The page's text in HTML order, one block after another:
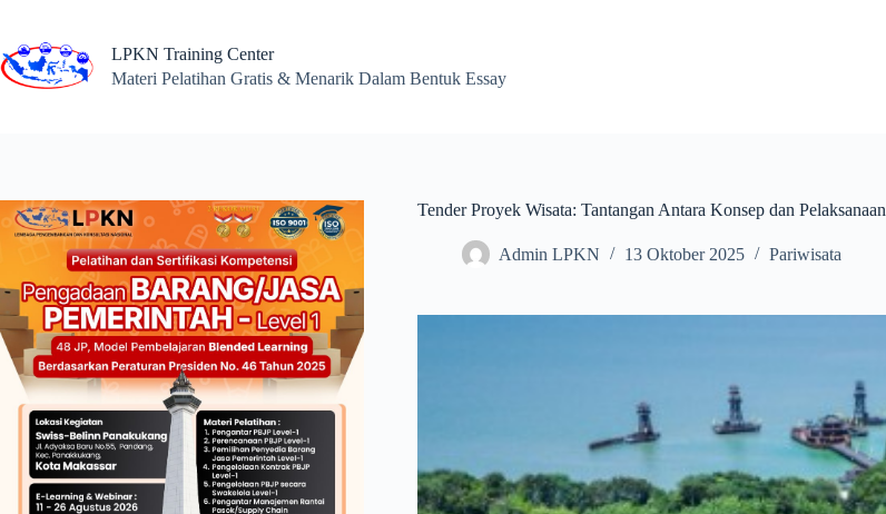
content
LPKN Training Center
Materi Pelatihan Gratis & Menarik Dalam Bentuk Essay
Tender Proyek Wisata: Tantangan Antara Konsep dan Pelaksanaan
Admin LPKN 13 Oktober 2025 Pariwisata